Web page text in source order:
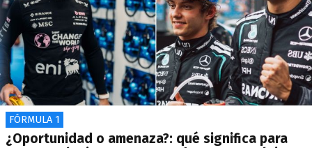
FÓRMULA 1
¿Oportunidad o amenaza?: qué significa para